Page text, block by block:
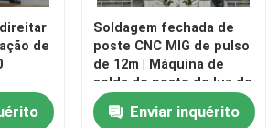
de
Soldagem fechada de
poste CNC MIG de pulso
de 12m | Máquina de
solda de poste de luz de
rua
Enviar inquérito